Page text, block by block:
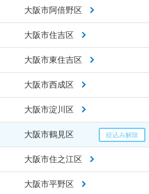
大阪市阿倍野区
大阪市住吉区
大阪市東住吉区
大阪市西成区
大阪市淀川区
大阪市鶴見区
大阪市住之江区
大阪市平野区